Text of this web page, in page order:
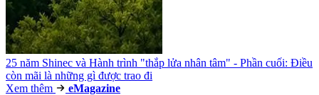
25 năm Shinec và Hành trình "thắp lửa nhân tâm" - Phần cuối: Điều
còn mãi là những gì được trao đi
Xem thêm
eMagazine